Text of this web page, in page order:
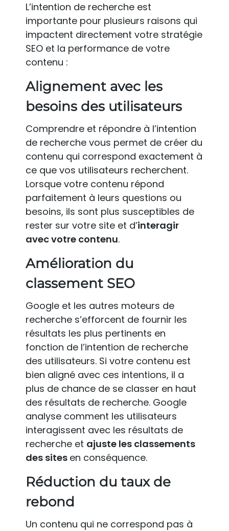
L’intention de recherche est
importante pour plusieurs raisons qui
impactent directement votre stratégie
SEO et la performance de votre
contenu :
Alignement avec les
besoins des utilisateurs
Comprendre et répondre à l’intention
de recherche vous permet de créer du
contenu qui correspond exactement à
ce que vos utilisateurs recherchent.
Lorsque votre contenu répond
parfaitement à leurs questions ou
besoins, ils sont plus susceptibles de
rester sur votre site et d’interagir
avec votre contenu.
Amélioration du
classement SEO
Google et les autres moteurs de
recherche s’efforcent de fournir les
résultats les plus pertinents en
fonction de l’intention de recherche
des utilisateurs. Si votre contenu est
bien aligné avec ces intentions, il a
plus de chance de se classer en haut
des résultats de recherche. Google
analyse comment les utilisateurs
interagissent avec les résultats de
recherche et ajuste les classements
des sites en conséquence.
Réduction du taux de
rebond
Un contenu qui ne correspond pas à